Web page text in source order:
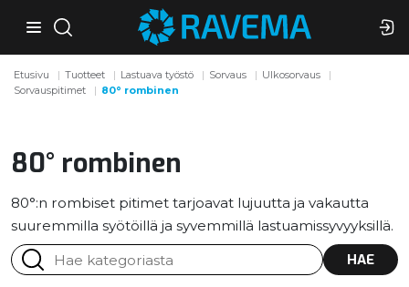
Etusivu Tuotteet Lastuava työstö Sorvaus
Ulkosorvaus
Sorvauspitimet
80° rombinen
80° rombinen
80°:n rombiset pitimet tarjoavat lujuutta ja vakautta
suuremmilla syötöillä ja syvemmillä lastuamissyvyyksillä.
HAE